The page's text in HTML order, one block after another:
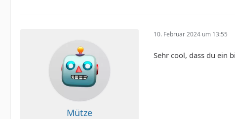
Mütze
10. Februar 2024 um 13:55
Sehr cool, dass du ein